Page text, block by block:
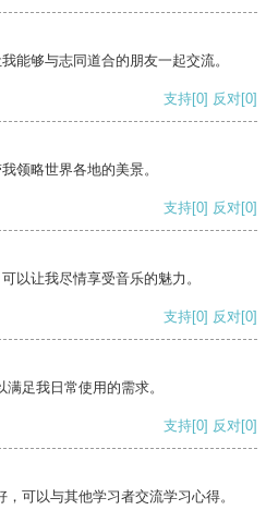
能够与志同道合的朋友一起交流。
支持[0] 反对[0]
领略世界各地的美景。
支持[0] 反对[0]
以让我尽情享受音乐的魅力。
支持[0] 反对[0]
足我日常使用的需求。
支持[0] 反对[0]
可以与其他学习者交流学习心得。